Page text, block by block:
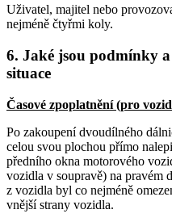
Uživatel, majitel nebo
nejméně čtyřmi koly.
6. Jaké jsou podmínky
situace
Časové zpoplatnění (pro
Po zakoupení dvoudílného
celou svou plochou přímo
předního okna motorového
vozidla v soupravě) na pravém
z vozidla byl co nejméně
vnější strany vozidla.